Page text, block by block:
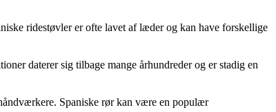
ridestøvler er ofte lavet af læder og kan have forskellige
daterer sig tilbage mange århundreder og er stadig en
Spaniske rør kan være en populær